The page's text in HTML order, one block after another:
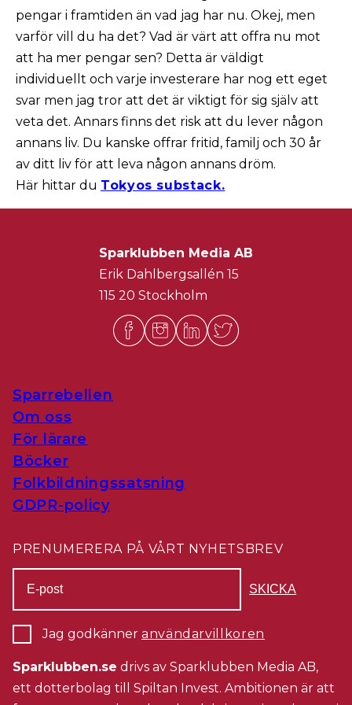
pengar i framtiden än vad jag har nu. Okej, men
varför vill du ha det? Vad är värt att offra nu mot
att ha mer pengar sen? Detta är väldigt
individuellt och varje investerare har nog ett eget
svar men jag tror att det är viktigt för sig själv att
veta det. Annars finns det risk att du lever någon
annans liv. Du kanske offrar fritid, familj och 30 år
av ditt liv för att leva någon annans dröm.
Här hittar du Tokyos substack.
Sparklubben Media AB
Erik Dahlbergsallén 15
115 20 Stockholm
Sparrebellen
Om oss
För lärare
Böcker
Folkbildningssatsning
GDPR-policy
PRENUMERERA PÅ VÅRT NYHETSBREV
Jag godkänner användarvillkoren
Sparklubben.se drivs av Sparklubben Media AB,
ett dotterbolag till Spiltan Invest. Ambitionen är att